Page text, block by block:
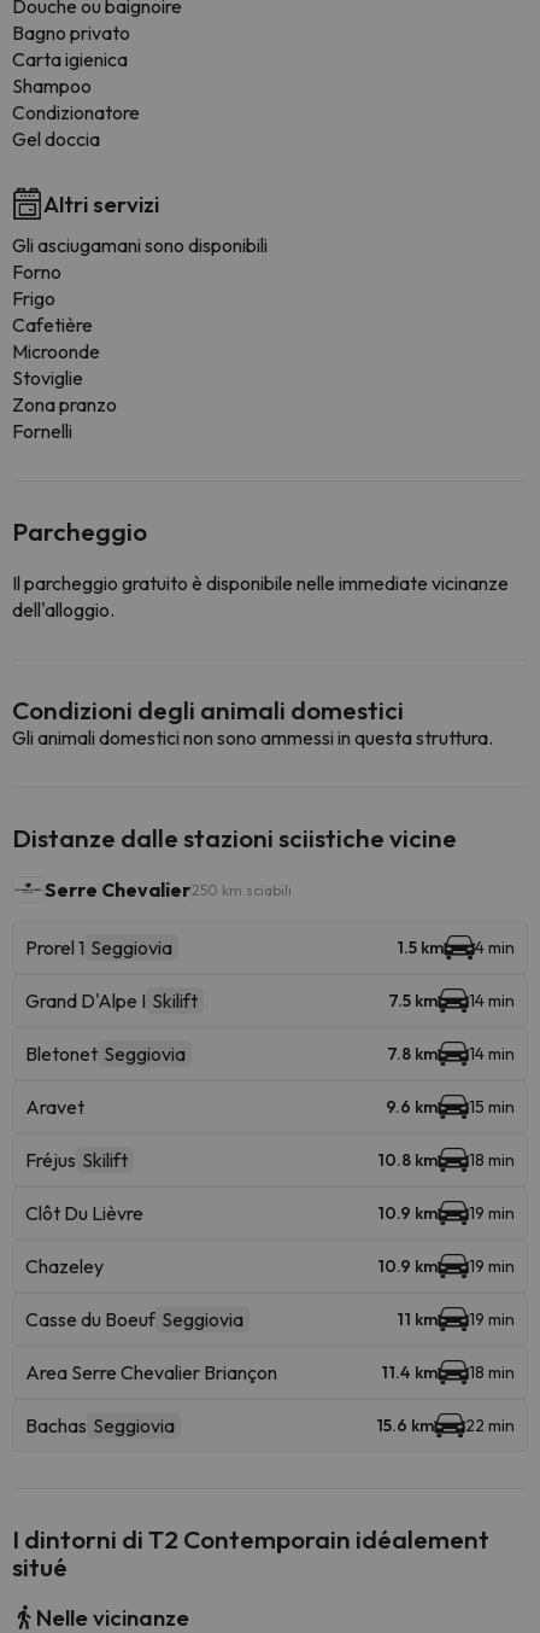
Douche ou baignoire
Bagno privato
Carta igienica
Shampoo
Condizionatore
Gel doccia
Altri servizi
Gli asciugamani sono disponibili
Forno
Frigo
Cafetière
Microonde
Stoviglie
Zona pranzo
Fornelli
Parcheggio
Il parcheggio gratuito è disponibile nelle immediate vicinanze
dell'alloggio.
Condizioni degli animali domestici
Gli animali domestici non sono ammessi in questa struttura.
Distanze dalle stazioni sciistiche vicine
Serre Chevalier250 km sciabili
Prorel 1 Seggiovia 1.5 km 4 min
Grand D'Alpe I Skilift 7.5 km 14 min
Bletonet Seggiovia 7.8 km 14 min
Aravet 9.6 km 15 min
Fréjus Skilift 10.8 km 18 min
Clôt Du Lièvre 10.9 km 19 min
Chazeley 10.9 km 19 min
Casse du Boeuf Seggiovia 11 km 19 min
Area Serre Chevalier Briançon 11.4 km 18 min
Bachas Seggiovia 15.6 km 22 min
I dintorni di T2 Contemporain idéalement
situé
Nelle vicinanze